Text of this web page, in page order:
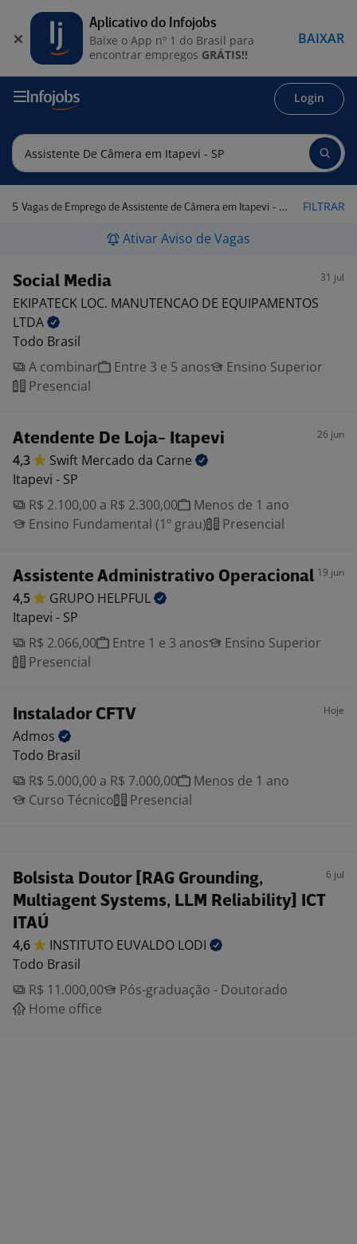
Login
5 Vagas de Emprego de Assistente de Câmera em Itapevi - SP FILTRAR
Ativar Aviso de Vagas
Social Media 31 jul
EKIPATECK LOC. MANUTENCAO DE EQUIPAMENTOS
LTDA
Todo Brasil
A combinar
Entre 3 e 5 anos
Ensino Superior
Presencial
Atendente De Loja- Itapevi 26 jun
4,3 Swift Mercado da Carne
Itapevi - SP
R$ 2.100,00 a R$ 2.300,00
Menos de 1 ano
Ensino Fundamental (1º grau)
Presencial
Assistente Administrativo Operacional 19 jun
4,5 GRUPO HELPFUL
Itapevi - SP
R$ 2.066,00
Entre 1 e 3 anos
Ensino Superior
Presencial
Instalador CFTV Hoje
Admos
Todo Brasil
R$ 5.000,00 a R$ 7.000,00
Menos de 1 ano
Curso Técnico
Presencial
Bolsista Doutor [RAG Grounding,
Multiagent Systems, LLM Reliability] ICT
ITAÚ
6 jul
4,6 INSTITUTO EUVALDO LODI
Todo Brasil
R$ 11.000,00
Pós-graduação - Doutorado
Home office
Aplicativo do Infojobs
Baixe o App nº 1 do Brasil para
encontrar empregos GRÁTIS!!
BAIXAR